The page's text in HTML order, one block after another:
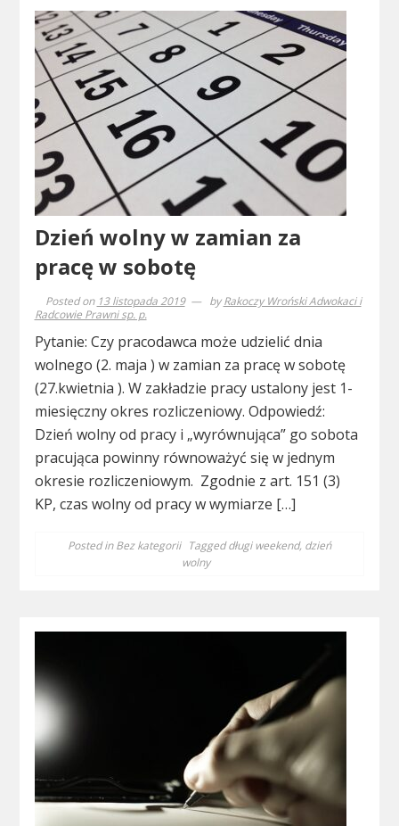
Dzień wolny w zamian za
pracę w sobotę
Posted on 13 listopada 2019 byRakoczy Wroński Adwokaci i
Radcowie Prawni sp. p.
Pytanie: Czy pracodawca może udzielić dnia
wolnego (2. maja ) w zamian za pracę w sobotę
(27.kwietnia ). W zakładzie pracy ustalony jest 1-
miesięczny okres rozliczeniowy. Odpowiedź:
Dzień wolny od pracy i „wyrównująca” go sobota
pracująca powinny równoważyć się w jednym
okresie rozliczeniowym. Zgodnie z art. 151 (3)
KP, czas wolny od pracy w wymiarze […]
Posted inBez kategorii Taggeddługi weekend, dzień
wolny